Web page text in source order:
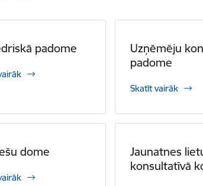
padome
Uzņēmēju
padome
Skatīt vairāk
dome
Jaunatnes
konsultatīvā